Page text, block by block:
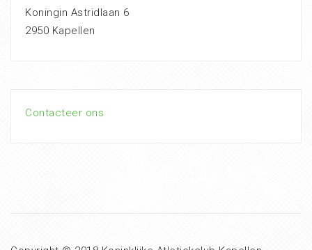
Koningin Astridlaan 6
2950 Kapellen
Contacteer ons